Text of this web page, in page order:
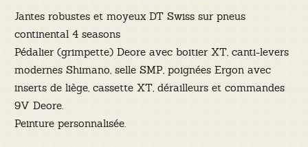
Jantes robustes et moyeux DT Swiss sur pneus
continental 4 seasons
Pédalier (grimpette) Deore avec boitier XT, canti-levers
modernes Shimano, selle SMP, poignées Ergon avec
inserts de liège, cassette XT, dérailleurs et commandes
9V Deore.
Peinture personnalisée.